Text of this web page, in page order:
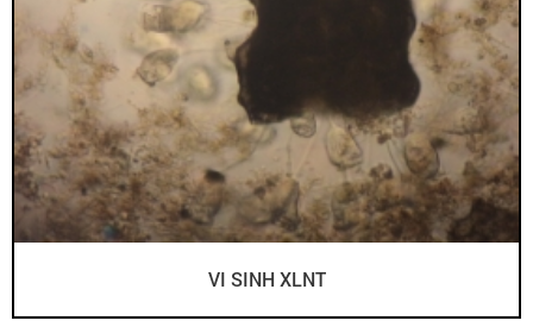
VI SINH XLNT